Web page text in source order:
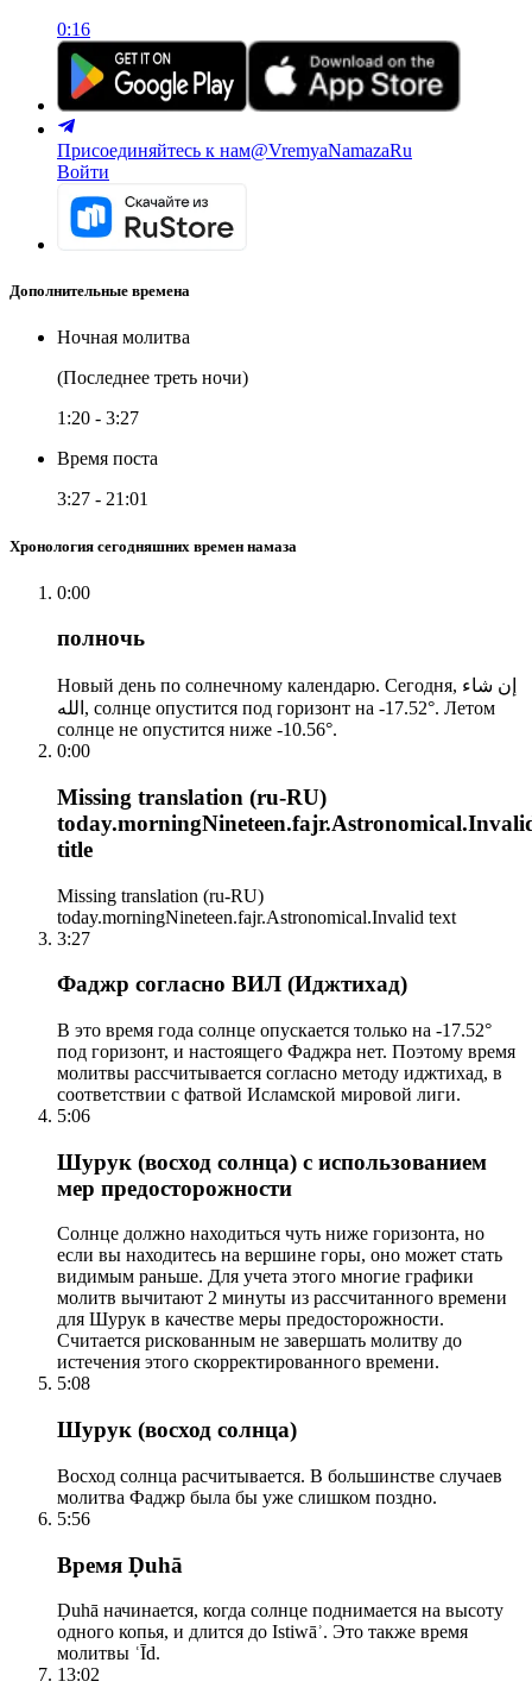
0:16
Присоединяйтесь к нам@VremyaNamazaRu
Войти
Дополнительные времена
Ночная молитва
(Последнее треть ночи)
1:20 - 3:27
Время поста
3:27 - 21:01
Хронология сегодняшних времен намаза
0:00
полночь
Новый день по солнечному календарю. Сегодня, إن شاء
الله, солнце опустится под горизонт на -17.52°. Летом
солнце не опустится ниже -10.56°.
0:00
Missing translation (ru-RU)
title
Missing translation (ru-RU)
today.morningNineteen.fajr.Astronomical.Invalid text
3:27
Фаджр согласно ВИЛ (Иджтихад)
В это время года солнце опускается только на -17.52°
под горизонт, и настоящего Фаджра нет. Поэтому время
молитвы рассчитывается согласно методу иджтихад, в
соответствии с фатвой Исламской мировой лиги.
5:06
Шурук (восход солнца) с использованием
мер предосторожности
Солнце должно находиться чуть ниже горизонта, но
если вы находитесь на вершине горы, оно может стать
видимым раньше. Для учета этого многие графики
молитв вычитают 2 минуты из рассчитанного времени
для Шурук в качестве меры предосторожности.
Считается рискованным не завершать молитву до
истечения этого скорректированного времени.
5:08
Шурук (восход солнца)
Восход солнца расчитывается. В большинстве случаев
молитва Фаджр была бы уже слишком поздно.
5:56
Время Ḍuhā
Ḍuhā начинается, когда солнце поднимается на высоту
одного копья, и длится до Istiwāʾ. Это также время
молитвы ʿĪd.
13:02